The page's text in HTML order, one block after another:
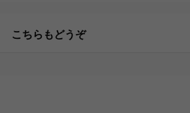
こちらもどうぞ